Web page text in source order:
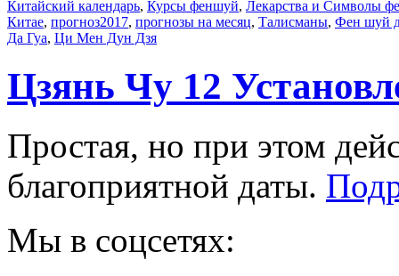
Китайский календарь, Курсы феншуй, Лекарства и Символы
Китае, прогноз2017, прогнозы на месяц, Талисманы, Фен шуй
Да Гуа, Ци Мен Дун Дзя
Цзянь Чу 12
Простая, но при этом
благоприятной даты.
Мы в соцсетях: